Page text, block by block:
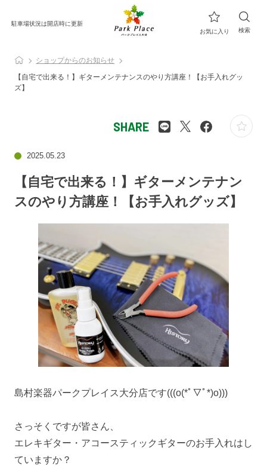
駐車場状況は開店時に更新
お気に入り
検索
ショップからのお知らせ
【自宅で出来る！】ギターメンテナンスのやり方講座！【お手入れグッ
ズ】
SHARE
2025.05.23
【自宅で出来る！】ギターメンテナン
スのやり方講座！【お手入れグッズ】
島村楽器パークプレイス大分店です(((o(*ﾟ▽ﾟ*)o)))
さっそくですが皆さん、
エレキギター・アコースティックギターのお手入れはし
ていますか？